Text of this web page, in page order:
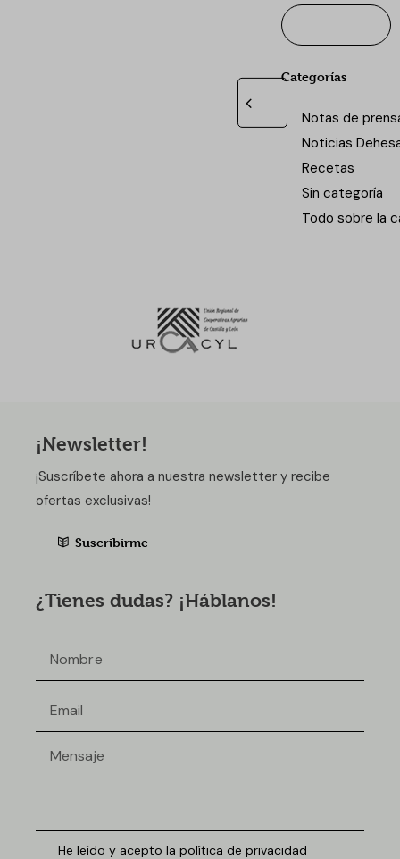
Categorías
Notas de
Noticias
Recetas
Sin categoría
Todo sobre la
¡Newsletter!
¡Suscríbete ahora a nuestra newsletter y recibe
ofertas exclusivas!
Suscribirme
¿Tienes dudas? ¡Háblanos!
He leído y acepto la política de privacidad